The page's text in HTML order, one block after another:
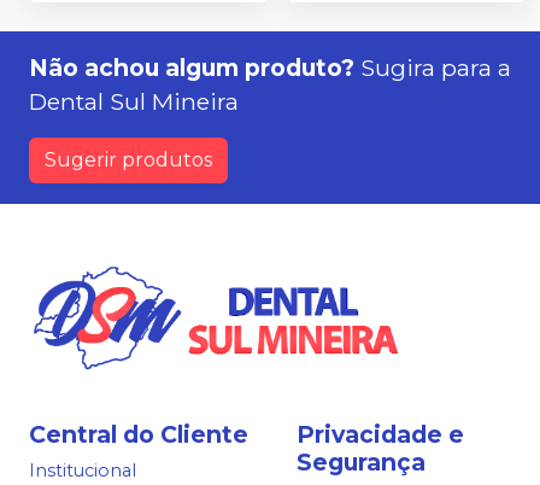
Não achou algum produto? Sugira para a
Dental Sul Mineira
Sugerir produtos
Central do Cliente
Institucional
Privacidade e
Segurança